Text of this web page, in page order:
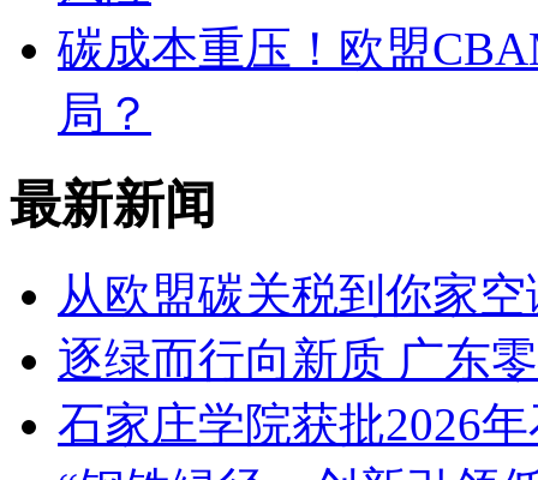
碳成本重压！欧盟
局？
最新新闻
从欧盟碳关税到你家
逐绿而行向新质 广东
石家庄学院获批2026